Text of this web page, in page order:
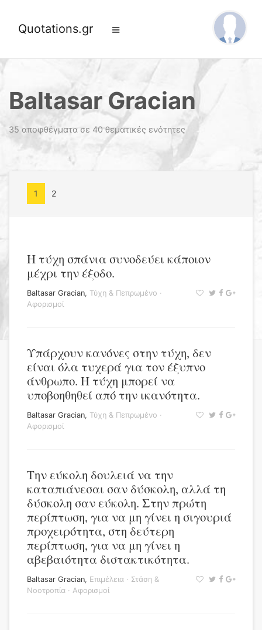
Quotations.gr
Baltasar Gracian
35 αποφθέγματα σε 40 θεματικές ενότητες
1 2
Η τύχη σπάνια συνοδεύει κάποιον
μέχρι την έξοδο.
Baltasar Gracian, Τύχη & Πεπρωμένο ·
Αφορισμοί
Υπάρχουν κανόνες στην τύχη, δεν
είναι όλα τυχερά για τον έξυπνο
άνθρωπο. Η τύχη μπορεί να
υποβοηθηθεί από την ικανότητα.
Baltasar Gracian, Τύχη & Πεπρωμένο ·
Αφορισμοί
Την εύκολη δουλειά να την
καταπιάνεσαι σαν δύσκολη, αλλά τη
δύσκολη σαν εύκολη. Στην πρώτη
περίπτωση, για να μη γίνει η σιγουριά
προχειρότητα, στη δεύτερη
περίπτωση, για να μη γίνει η
αβεβαιότητα διστακτικότητα.
Baltasar Gracian, Επιμέλεια · Στάση &
Νοοτροπία · Αφορισμοί